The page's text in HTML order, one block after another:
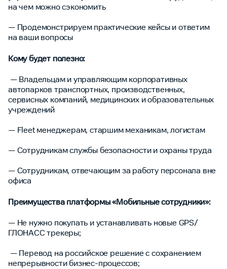
на чем можно сэкономить
— Продемонстрируем практические кейсы и ответим
на ваши вопросы
Кому будет полезно:
— Владельцам и управляющим корпоративных
автопарков транспортных, производственных,
сервисных компаний, медицинских и образовательных
учреждений
— Fleet менеджерам, старшим механикам, логистам
— Сотрудникам службы безопасности и охраны труда
— Сотрудникам, отвечающим за работу персонала вне
офиса
Преимущества платформы «Мобильные сотрудники»:
— Не нужно покупать и устанавливать новые GPS/
ГЛОНАСС трекеры;
— Перевод на российское решение с сохранением
непрерывности бизнес-процессов;